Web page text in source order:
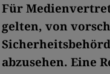
Für
gelten, von
abzusehen. Eine